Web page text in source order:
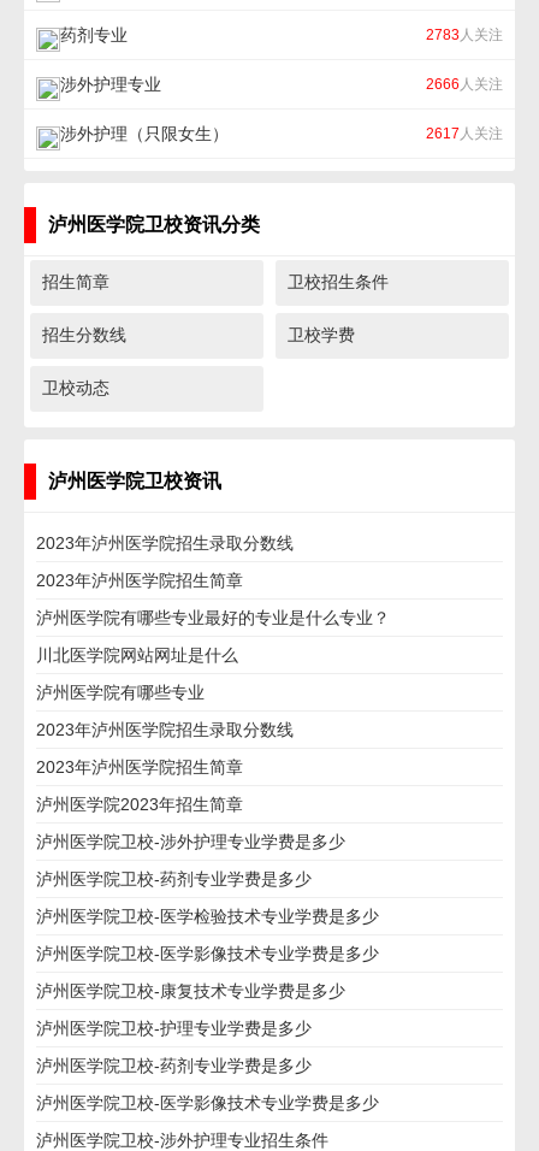
药剂专业 2783人关注
涉外护理专业 2666 人关注
涉外护理（只限女生） 2617 人关注
泸州医学院卫校资讯分类
招生简章 卫校招生条件
招生分数线 卫校学费
卫校动态
泸州医学院卫校资讯
2023年泸州医学院招生录取分数线
2023年泸州医学院招生简章
泸州医学院有哪些专业最好的专业是什么专业？
川北医学院网站网址是什么
泸州医学院有哪些专业
2023年泸州医学院招生录取分数线
2023年泸州医学院招生简章
泸州医学院2023年招生简章
泸州医学院卫校-涉外护理专业学费是多少
泸州医学院卫校-药剂专业学费是多少
泸州医学院卫校-医学检验技术专业学费是多少
泸州医学院卫校-医学影像技术专业学费是多少
泸州医学院卫校-康复技术专业学费是多少
泸州医学院卫校-护理专业学费是多少
泸州医学院卫校-药剂专业学费是多少
泸州医学院卫校-医学影像技术专业学费是多少
泸州医学院卫校-涉外护理专业招生条件